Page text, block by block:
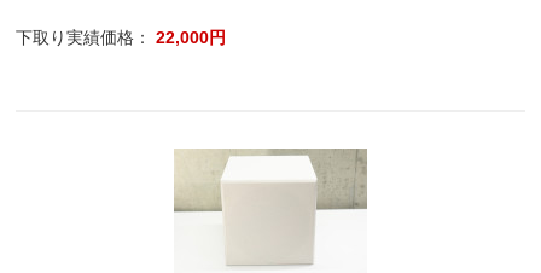
下取り実績価格：22,000円